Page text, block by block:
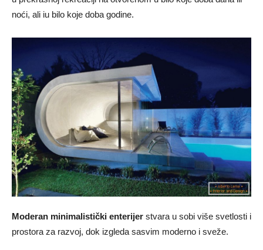
noći, ali iu bilo koje doba godine.
Moderan minimalistički enterijer stvara u sobi više svetlosti i
prostora za razvoj, dok izgleda sasvim moderno i sveže.